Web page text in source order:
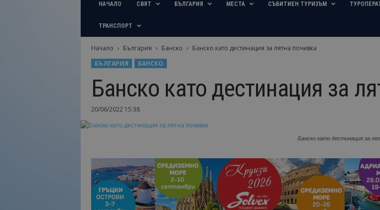
b
а
ж
НАЧАЛО СВЯТ БЪЛГАРИЯ МЕСТА СЪБИТИЕН ТУРИЗЪМ
ТРАНСПОРТ
Начало България Банско
Банско като дестинация за лятна почивка
БЪЛГАРИЯ
БАНСКО
Банско като дестинация за
20/06/2022 15:38
Банско като дестинация за